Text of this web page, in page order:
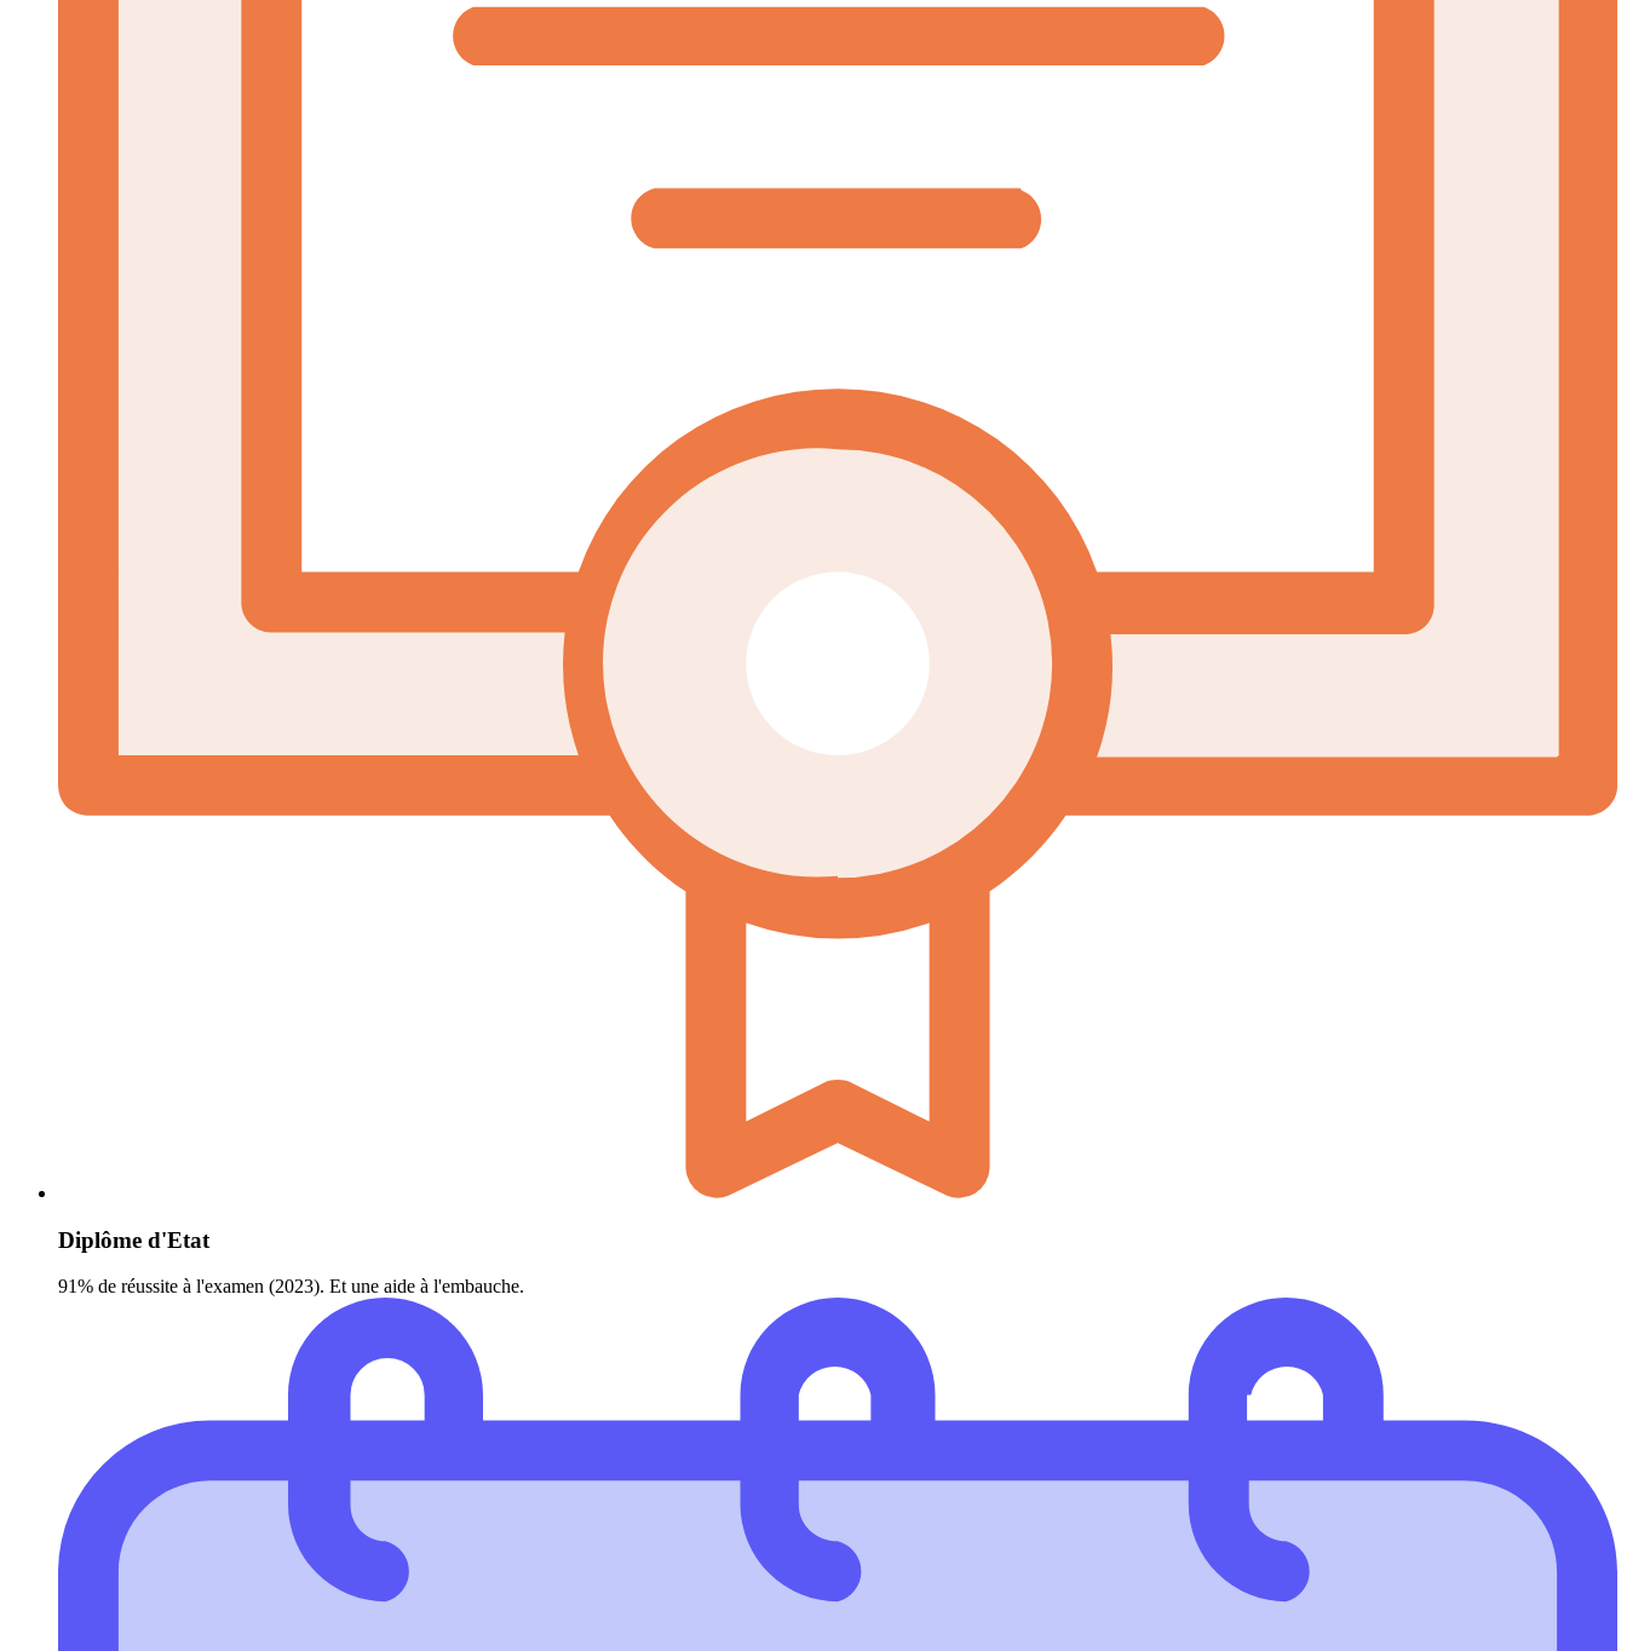
Diplôme d'Etat
91% de réussite à l'examen (2023). Et une aide à l'embauche.